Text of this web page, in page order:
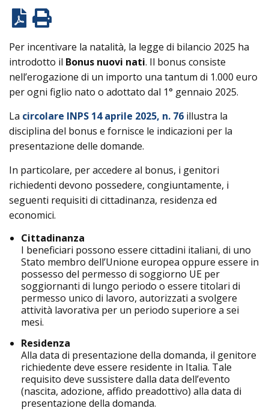
Per incentivare la natalità, la legge di bilancio 2025 ha
introdotto il Bonus nuovi nati. Il bonus consiste
nell’erogazione di un importo una tantum di 1.000 euro
per ogni figlio nato o adottato dal 1° gennaio 2025.
La circolare INPS 14 aprile 2025, n. 76 illustra la
disciplina del bonus e fornisce le indicazioni per la
presentazione delle domande.
In particolare, per accedere al bonus, i genitori
richiedenti devono possedere, congiuntamente, i
seguenti requisiti di cittadinanza, residenza ed
economici.
Cittadinanza
I beneficiari possono essere cittadini italiani, di uno
Stato membro dell’Unione europea oppure essere in
possesso del permesso di soggiorno UE per
soggiornanti di lungo periodo o essere titolari di
permesso unico di lavoro, autorizzati a svolgere
attività lavorativa per un periodo superiore a sei
mesi.
Residenza
Alla data di presentazione della domanda, il genitore
richiedente deve essere residente in Italia. Tale
requisito deve sussistere dalla data dell’evento
(nascita, adozione, affido preadottivo) alla data di
presentazione della domanda.